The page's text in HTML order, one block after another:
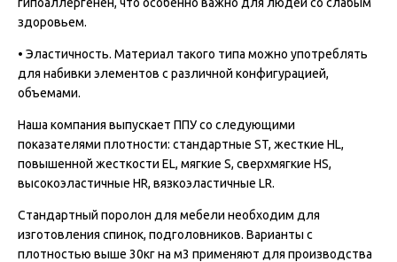
здоровьем.
• Эластичность. Материал такого типа можно употреблять
для набивки элементов с различной конфигурацией,
объемами.
Наша компания выпускает ППУ со следующими
показателями плотности: стандартные ST, жесткие HL,
повышенной жесткости EL, мягкие S, сверхмягкие HS,
высокоэластичные HR, вязкоэластичные LR.
Стандартный поролон для мебели необходим для
изготовления спинок, подголовников. Варианты с
плотностью выше 30кг на м3 применяют для производства